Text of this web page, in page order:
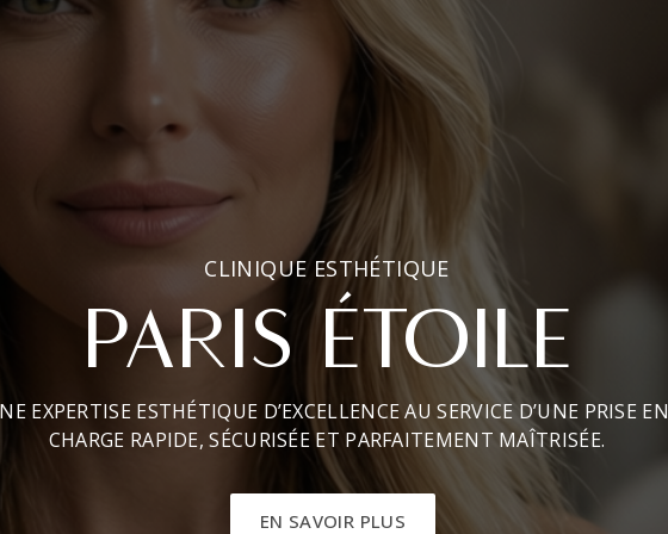
CLINIQUE ESTHÉTIQUE
PARIS ÉTOILE
EXPERTISE ESTHÉTIQUE D’EXCELLENCE AU SERVICE D’UNE PRISE EN
CHARGE RAPIDE, SÉCURISÉE ET PARFAITEMENT MAÎTRISÉE.
EN SAVOIR PLUS